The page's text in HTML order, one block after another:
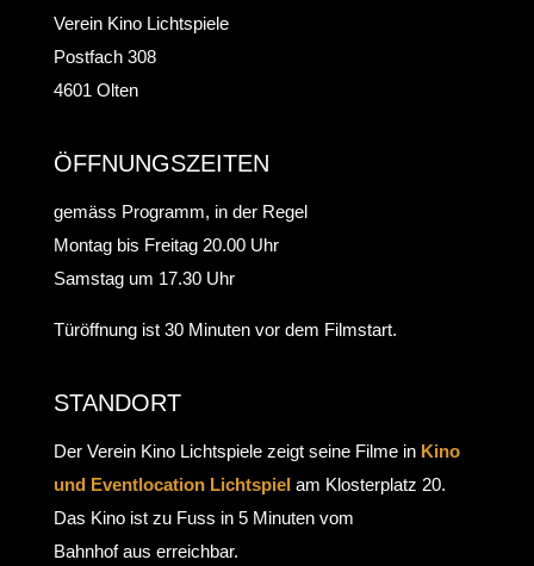
Verein Kino Lichtspiele
Postfach 308
4601 Olten
ÖFFNUNGSZEITEN
gemäss Programm, in der Regel
Montag bis Freitag 20.00 Uhr
Samstag um 17.30 Uhr
Türöffnung ist 30 Minuten vor dem Filmstart.
STANDORT
Der Verein Kino Lichtspiele zeigt seine Filme in Kino
und Eventlocation Lichtspielam Klosterplatz 20.
Das Kino ist zu Fuss in 5 Minuten vom
Bahnhof aus erreichbar.